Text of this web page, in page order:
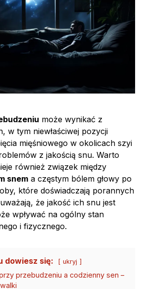
może wynikać z
w tym niewłaściwej pozycji
mięśniowego w okolicach szyi
z jakością snu. Warto
również związek między
snem a częstym bólem głowy po
które doświadczają porannych
że jakość ich snu jest
wpływać na ogólny stan
i fizycznego.
dowiesz się: ukryj
przebudzeniu a codzienny sen –